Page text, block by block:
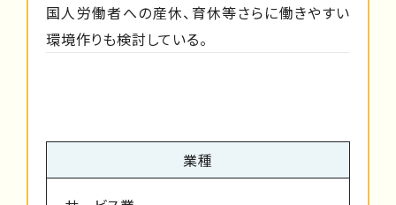
国人労働者への産休、育休等さらに働きやすい
環境作りも検討している。
業種